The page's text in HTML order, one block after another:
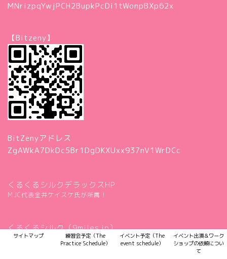
MNrizpqYwjPCH2BupkPcDi1tWonpBXp62x
【Bitzeny】
BitZenyアドレス
ZgAWkA7DkDc5Br1DgDKXUxx937nV1WrDCc
くるくるシルクデラックスHP
MJC代表金井ケイスケ氏が所属！
くるくるシルク（9miles.jp）
MJC代表金井ケイスケ氏が所属！
サイトマップ
練習会予定（The
Practice Schedule）
イベント予定（The
event schedule）
イベント出演＆ワーク
ショップの依頼につい
て